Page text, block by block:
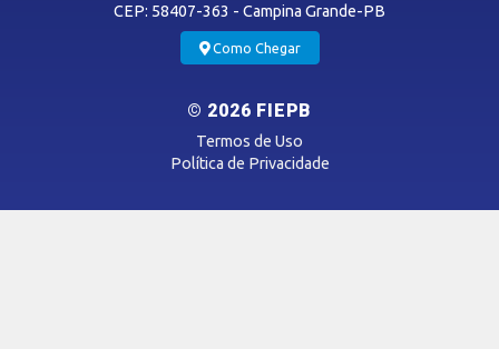
CEP: 58407-363 - Campina Grande-PB
Como Chegar
© 2026 FIEPB
Termos de Uso
Política de Privacidade